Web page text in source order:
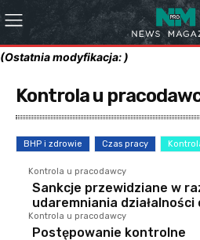
(Ostatnia modyfikacja: )
Kontrola u
BHP i zdrowie Czas pracy
Kontrola u pracodawcy
Sankcje przewidziane w
udaremniania
Kontrola u pracodawcy
Postępowanie kontrolne